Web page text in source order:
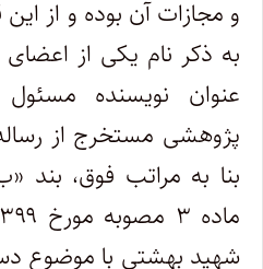
و مجازات آن بوده و از این
به ذکر نام یکی از اعضای
عنوان نویسنده
پژوهشی مستخرج از
شهید بهشتی با موضوع